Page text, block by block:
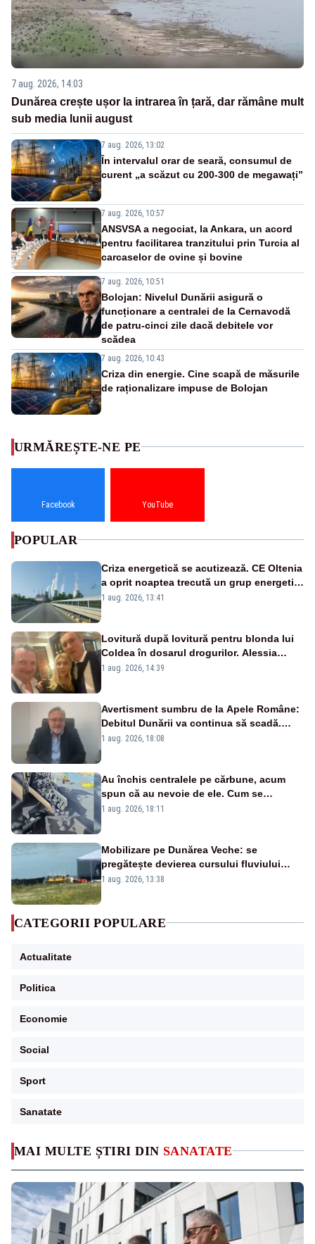
7 aug. 2026, 14:03
Dunărea crește ușor la intrarea în țară, dar rămâne mult
sub media lunii august
7 aug. 2026, 13:02
În intervalul orar de seară, consumul de
curent „a scăzut cu 200-300 de megawați”
7 aug. 2026, 10:57
ANSVSA a negociat, la Ankara, un acord
pentru facilitarea tranzitului prin Turcia al
carcaselor de ovine și bovine
7 aug. 2026, 10:51
Bolojan: Nivelul Dunării asigură o
funcționare a centralei de la Cernavodă
de patru-cinci zile dacă debitele vor
scădea
7 aug. 2026, 10:43
Criza din energie. Cine scapă de măsurile
de raționalizare impuse de Bolojan
MAI MULTE ȘTIRI DIN SANATATE
URMĂREȘTE-NE PE
Facebook YouTube
POPULAR
Criza energetică se acutizează. CE Oltenia
a oprit noaptea trecută un grup energetic
de la Rovinari
1 aug. 2026, 13:41
Lovitură după lovitură pentru blonda lui
Coldea în dosarul drogurilor. Alessia
Păcuraru explică decizia magistraților
1 aug. 2026, 14:39
Avertisment sumbru de la Apele Române:
Debitul Dunării va continua să scadă.
Cernavodă s-ar putea închide în 4 zile
1 aug. 2026, 18:08
Au închis centralele pe cărbune, acum
spun că au nevoie de ele. Cum se
pasează vina în plină criză energetică
1 aug. 2026, 18:11
Mobilizare pe Dunărea Veche: se
pregătește devierea cursului fluviului
către Cernavodă – VIDEO
1 aug. 2026, 13:38
CATEGORII POPULARE
Actualitate
Politica
Economie
Social
Sport
Sanatate